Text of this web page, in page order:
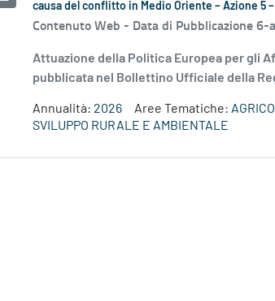
causa del conflitto in Medio Oriente – Azione 5
Contenuto Web - Data di Pubblicazione
Attuazione della Politica Europea per gli
pubblicata nel Bollettino Ufficiale della
Annualità: 2026 Aree Tematiche:
SVILUPPO RURALE E AMBIENTALE